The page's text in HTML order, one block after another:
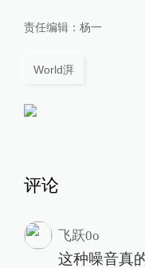
责任编辑： 杨一
World湃
评论
飞跃0o
这种噪音真